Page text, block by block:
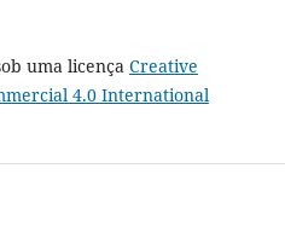
uma licença Creative
4.0 International